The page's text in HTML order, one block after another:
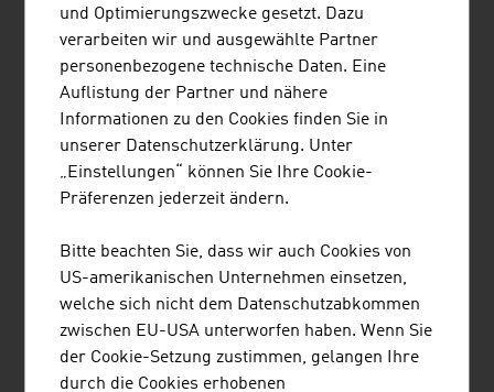
Die Bedeutung von Nachhaltigkeit und Ökologie wird in
der Architektur, der Immobilienwirtschaft, beim Haus-
und Städtebau weiter zunehmen. Die sparsame
Verwendung von Bauland, der Einsatz gesunder und
natürlicher Materialien und ökologische
Energiegewinnung spielen eine immer größere Rolle bei
der Wohnungswahl.
kennen die Trends und innovativen Lösungen. Ob
Energieautarkie und Energieeffizienz im Bau und
Gebäudemanagement, Bauen und Wohnen mit Holz oder
Effizienzsteigerung durch die Digitalisierung im Bau und
Gebäudemanagement (BIM), die Unternehmen der
Branche sind zukunftssicher.
und Optimierungszwecke gesetzt. Dazu
verarbeiten wir und ausgewählte Partner
personenbezogene technische Daten. Eine
Auflistung der Partner und nähere
Informationen zu den Cookies finden Sie in
unserer Datenschutzerklärung. Unter
„Einstellungen“ können Sie Ihre Cookie-
Präferenzen jederzeit ändern.
Bitte beachten Sie, dass wir auch Cookies von
US-amerikanischen Unternehmen einsetzen,
welche sich nicht dem Datenschutzabkommen
zwischen EU-USA unterworfen haben. Wenn Sie
der Cookie-Setzung zustimmen, gelangen Ihre
durch die Cookies erhobenen